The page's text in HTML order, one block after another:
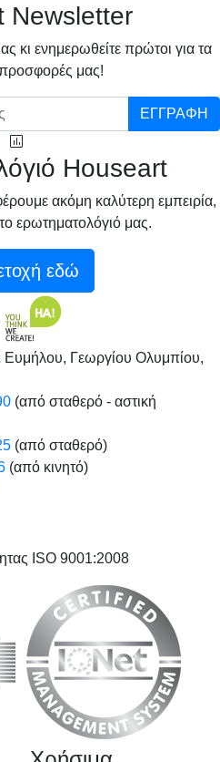
Newsletter
κι ενημερωθείτε πρώτοι για τα
προσφορές μας!
ΕΓΓΡΑΦΗ
Houseart
ακόμη καλύτερη εμπειρία,
ερωτηματολόγιό μας.
εδώ
Γεωργίου Ολυμπίου,
(από σταθερό - αστική
(από σταθερό)
(από κινητό)
ISO 9001:2008